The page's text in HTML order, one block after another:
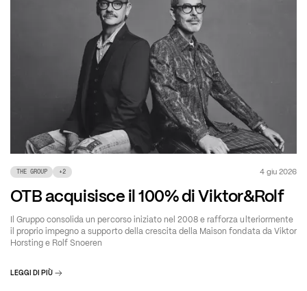
THE GROUP +2 4 giu 2026
OTB acquisisce il 100% di Viktor&Rolf
Il Gruppo consolida un percorso iniziato nel 2008 e rafforza ulteriormente
il proprio impegno a supporto della crescita della Maison fondata da Viktor
Horsting e Rolf Snoeren
LEGGI DI PIÙ